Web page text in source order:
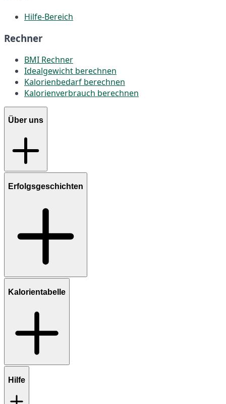
Hilfe-Bereich
Rechner
BMI Rechner
Idealgewicht berechnen
Kalorienbedarf berechnen
Kalorienverbrauch berechnen
Über uns
Erfolgsgeschichten
Kalorientabelle
Hilfe